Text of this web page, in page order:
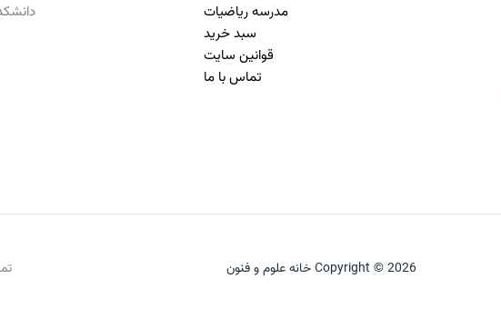
مدرسه ریاضیات
سبد خرید
قوانین سایت
تماس با ما
Copyright © 2026 خانه علوم و فنون